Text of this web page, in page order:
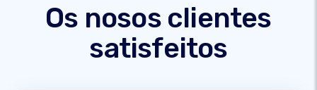
Os nosos clientes
satisfeitos